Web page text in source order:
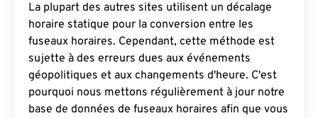
La plupart des autres sites utilisent un décalage
horaire statique pour la conversion entre les
fuseaux horaires. Cependant, cette méthode est
sujette à des erreurs dues aux événements
géopolitiques et aux changements d'heure. C'est
pourquoi nous mettons régulièrement à jour notre
base de données de fuseaux horaires afin que vous